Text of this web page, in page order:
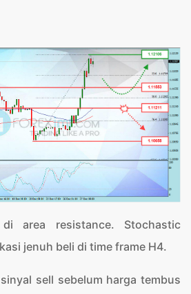
di area resistance. Stochastic
jenuh beli di time frame H4.
sell sebelum harga tembus